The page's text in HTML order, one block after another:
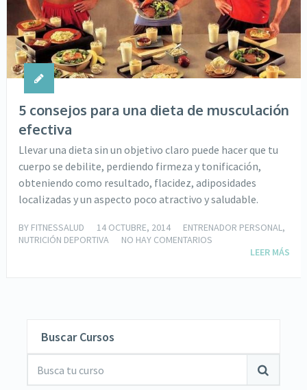
5 consejos para una dieta de musculación
efectiva
Llevar una dieta sin un objetivo claro puede hacer que tu
cuerpo se debilite, perdiendo firmeza y tonificación,
obteniendo como resultado, flacidez, adiposidades
localizadas y un aspecto poco atractivo y saludable.
BY FITNESSALUD 14 OCTUBRE, 2014 ENTRENADOR PERSONAL,
NUTRICIÓN DEPORTIVA
NO HAY COMENTARIOS
LEER MÁS
Buscar Cursos